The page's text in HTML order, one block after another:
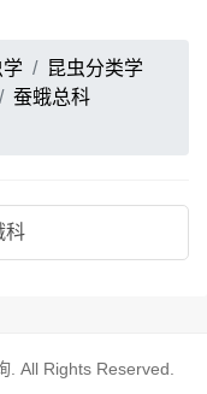
学
昆虫分类学
蚕蛾总科
科
. All Rights Reserved.